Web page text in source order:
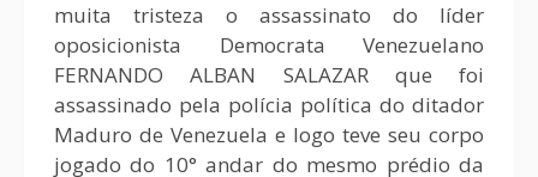
muita tristeza o assassinato do líder
oposicionista Democrata Venezuelano
FERNANDO ALBAN SALAZAR que foi
assassinado pela polícia política do ditador
Maduro de Venezuela e logo teve seu corpo
jogado do 10° andar do mesmo prédio da